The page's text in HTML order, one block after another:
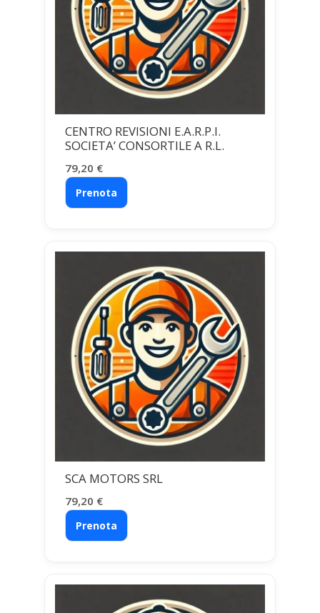
CENTRO REVISIONI E.A.R.P.I.
SOCIETA’ CONSORTILE A R.L.
79,20 €
Prenota
SCA MOTORS SRL
79,20 €
Prenota